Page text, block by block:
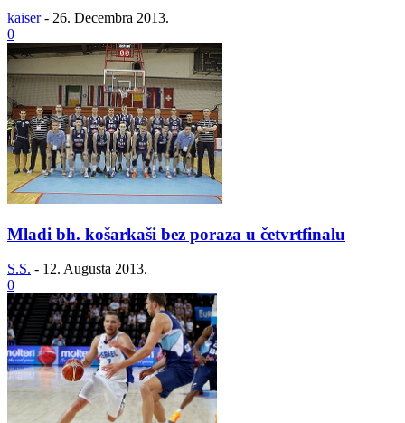
kaiser - 26. Decembra 2013.
0
Mladi bh. košarkaši bez poraza u četvrtfinalu
S.S. - 12. Augusta 2013.
0